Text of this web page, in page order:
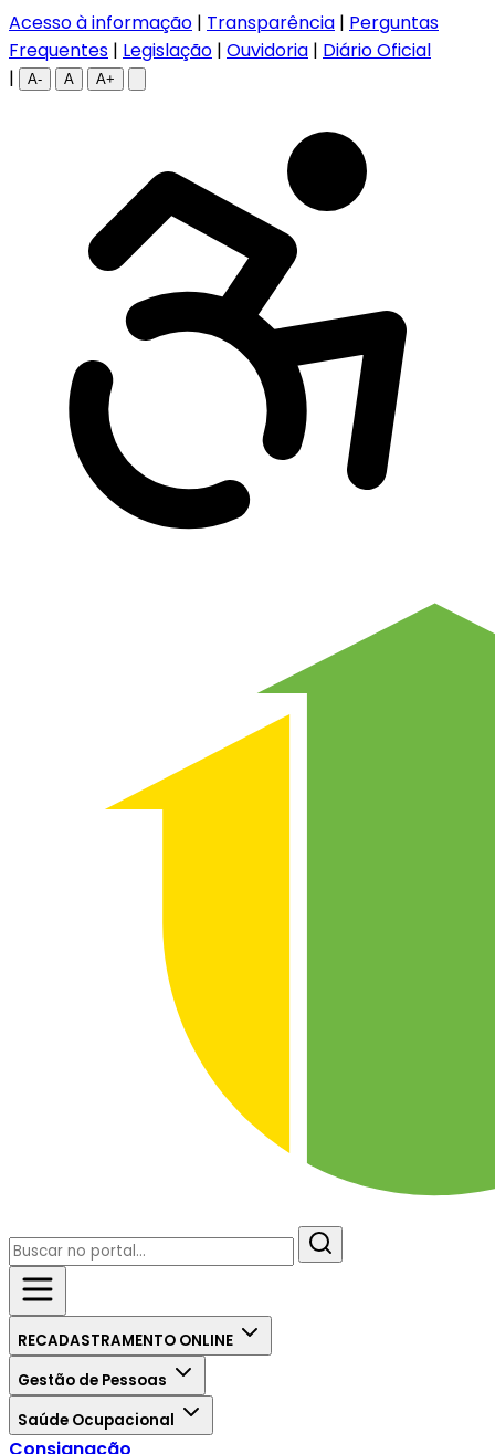
Acesso à informação | Transparência | Perguntas
Frequentes | Legislação | Ouvidoria | Diário Oficial
|
A- A A+
RECADASTRAMENTO ONLINE
Gestão de Pessoas
Saúde Ocupacional